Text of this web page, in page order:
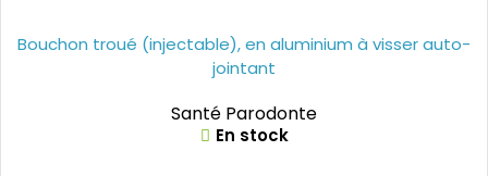
Bouchon troué (injectable), en aluminium à visser auto-
jointant
Santé Parodonte
En stock